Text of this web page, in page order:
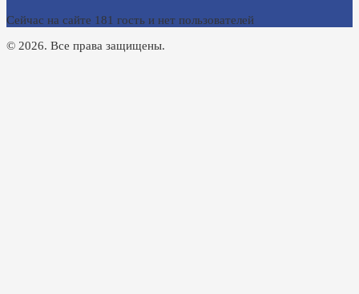
Сейчас на сайте 181 гость и нет пользователей
© 2026. Все права защищены.